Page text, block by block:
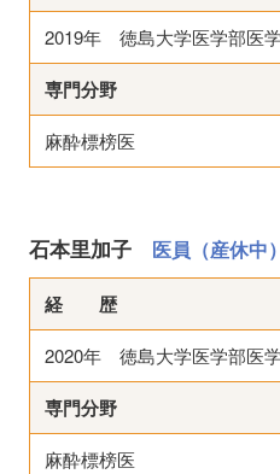
2019年 徳島大学医学部医
専門分野
麻酔標榜医
石本里加子 医員（産休中）
経 歴
2020年 徳島大学医学部医
専門分野
麻酔標榜医